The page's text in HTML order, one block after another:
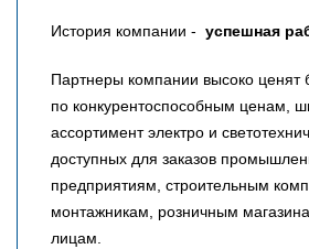
История компании - успешная
Партнеры компании высоко ценят
по конкурентоспособным ценам,
ассортимент электро и
доступных для заказов
предприятиям, строительным
монтажникам, розничным
лицам.